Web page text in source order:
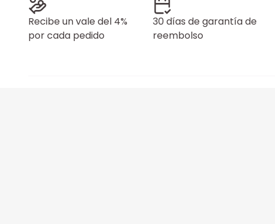
Recibe un vale del 4%
por cada pedido
30 días de garantía de
reembolso